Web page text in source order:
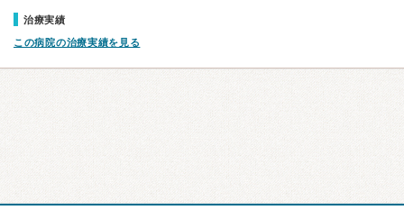
治療実績
この病院の治療実績を見る